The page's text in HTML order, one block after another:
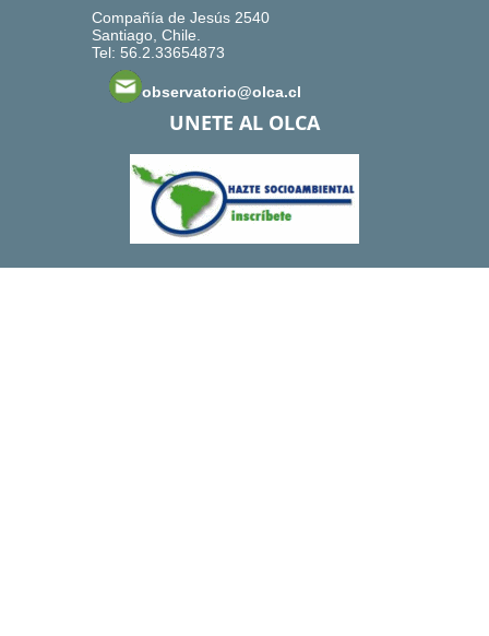
Compañía de Jesús 2540
Santiago, Chile.
Tel: 56.2.33654873
observatorio@olca.cl
UNETE AL OLCA